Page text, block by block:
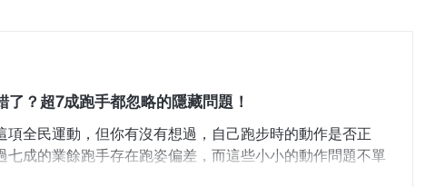
？超7成跑手都忽略的隱藏問題！
項全民運動，但你有沒有想過，自己跑步時的動作是否正
成的業餘跑手存在跑姿偏差，而這些小小的動作問題不單